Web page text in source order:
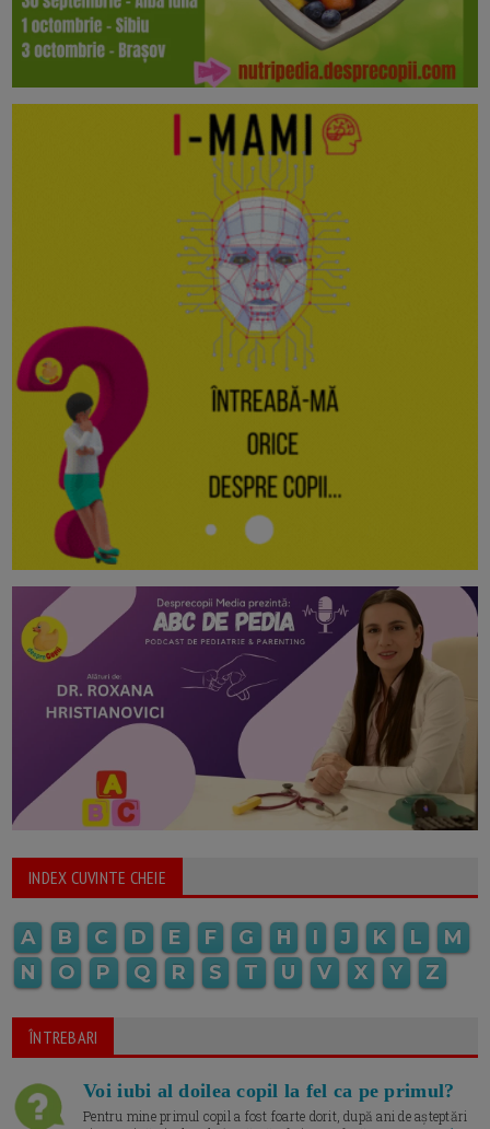
INDEX CUVINTE CHEIE
A B C D E F G H I J K L
M
N
O P Q R S T U V X Y Z
ÎNTREBARI
Voi iubi al doilea copil la fel ca pe primul?
Pentru mine primul copil a fost foarte dorit, după ani de așteptări